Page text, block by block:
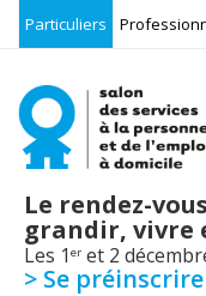
Particuliers
Le rendez-
grandir, vivre
Les 1 er et 2
> Se préinscrire